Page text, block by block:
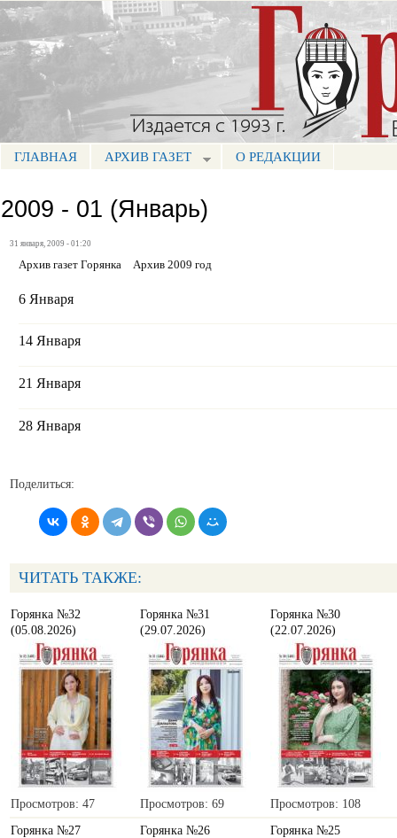
Портал СМИ КБР
МЕНЮ ГОРЯНКА
ГЛАВНАЯ АРХИВ ГАЗЕТ О РЕДАКЦИИ
2009 - 01 (Январь)
31 января, 2009 - 01:20
Архив газет Горянка Архив 2009 год
6 Января
14 Января
21 Января
28 Января
Поделиться:
ЧИТАТЬ ТАКЖЕ:
Горянка №32
(05.08.2026)
Просмотров: 47
Горянка №31
(29.07.2026)
Просмотров: 69
Горянка №30
(22.07.2026)
Просмотров: 108
Горянка №27
Горянка №26
Горянка №25